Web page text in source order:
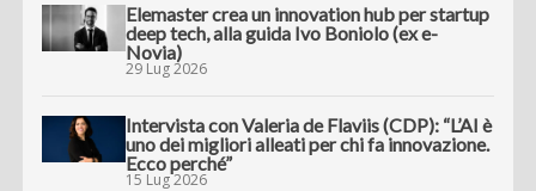
Elemaster crea un innovation hub per startup
deep tech, alla guida Ivo Boniolo (ex e-
Novia)
29 Lug 2026
Intervista con Valeria de Flaviis (CDP): “L’AI è
uno dei migliori alleati per chi fa innovazione.
Ecco perché”
15 Lug 2026